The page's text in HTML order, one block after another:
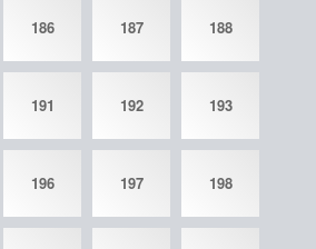
186 187 188
191 192 193
196 197 198